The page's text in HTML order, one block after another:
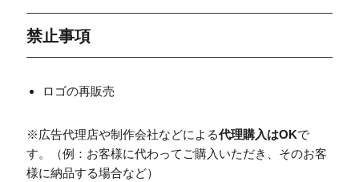
禁止事項
ロゴの再販売
※広告代理店や制作会社などによる代理購入はOKで
す。（例：お客様に代わってご購入いただき、そのお客
様に納品する場合など）